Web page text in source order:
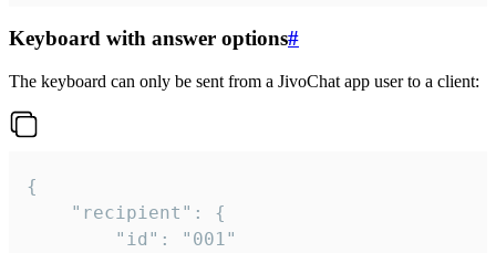
Keyboard with answer options#
The keyboard can only be sent from a JivoChat app user to a client:
{